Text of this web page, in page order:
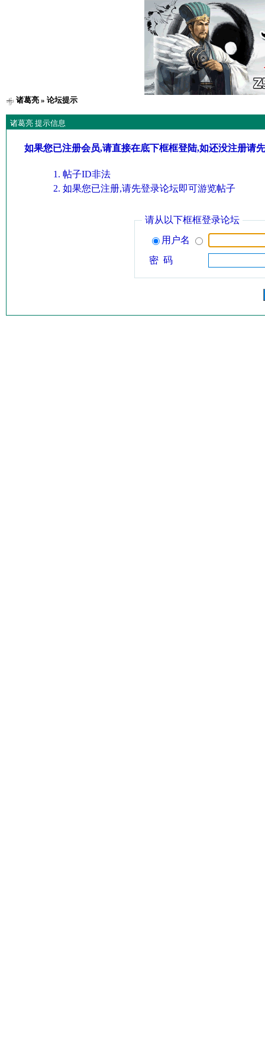
诸葛亮» 论坛提示
诸葛亮 提示信息
如果您已注册会员,请直接在底下框框登陆,如还没注册请
帖子ID非法
如果您已注册,请先登录论坛即可游览帖子
请从以下框框登录论坛
用户名
密 码